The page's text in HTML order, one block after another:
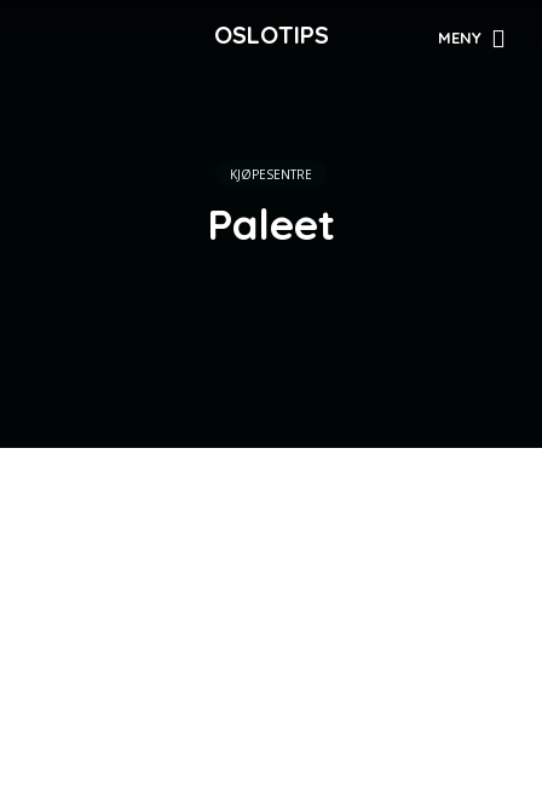
OSLOTIPS MENY
KJØPESENTRE
Paleet